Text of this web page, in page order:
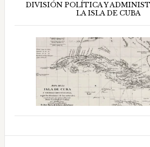
DIVISIÓN POLÍTICA Y
LA ISLA DE CUBA